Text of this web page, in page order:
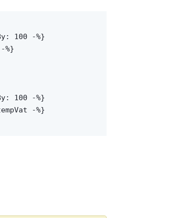
100 -%}
%}
100 -%}
-%}